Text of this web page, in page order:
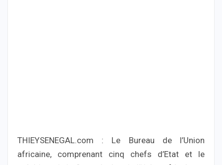
THIEYSENEGAL.com : Le Bureau de l’Union
africaine, comprenant cinq chefs d’Etat et le